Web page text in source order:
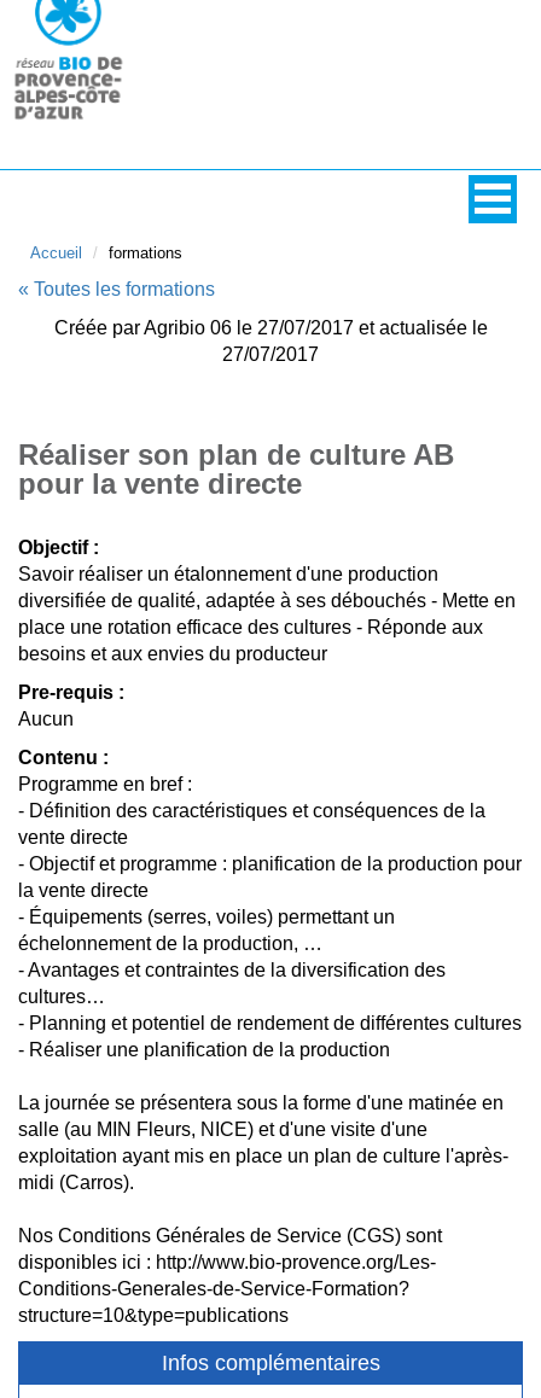
Accueil formations
« Toutes les formations
Créée par Agribio 06 le 27/07/2017 et actualisée le
27/07/2017
Réaliser son plan de culture AB
pour la vente directe
Objectif :
Savoir réaliser un étalonnement d'une production
diversifiée de qualité, adaptée à ses débouchés - Mette en
place une rotation efficace des cultures - Réponde aux
besoins et aux envies du producteur
Pre-requis :
Aucun
Contenu :
Programme en bref :
- Définition des caractéristiques et conséquences de la
vente directe
- Objectif et programme : planification de la production pour
la vente directe
- Équipements (serres, voiles) permettant un
échelonnement de la production, …
- Avantages et contraintes de la diversification des
cultures…
- Planning et potentiel de rendement de différentes cultures
- Réaliser une planification de la production
La journée se présentera sous la forme d'une matinée en
salle (au MIN Fleurs, NICE) et d'une visite d'une
exploitation ayant mis en place un plan de culture l'après-
midi (Carros).
Nos Conditions Générales de Service (CGS) sont
disponibles ici : http://www.bio-provence.org/Les-
Conditions-Generales-de-Service-Formation?
structure=10&type=publications
Infos complémentaires